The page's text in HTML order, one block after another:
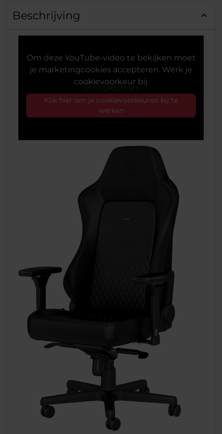
Beschrijving
Om deze YouTube-video te bekijken moet
je marketingcookies accepteren. Werk je
cookievoorkeur bij.
Klik hier om je cookievoorkeuren bij te
werken